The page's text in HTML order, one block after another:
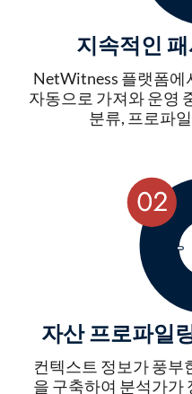
지속적인
NetWitness 플랫폼에
자동으로 가져와 운영
분류, 프로파
자산 프로파일
컨텍스트 정보가 풍부
을 구축하여 분석가가